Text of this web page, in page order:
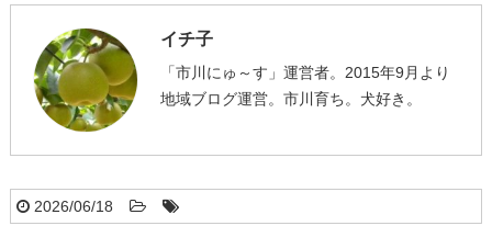
イチ子
「市川にゅ～す」運営者。2015年9月より
地域ブログ運営。市川育ち。犬好き。
2026/06/18